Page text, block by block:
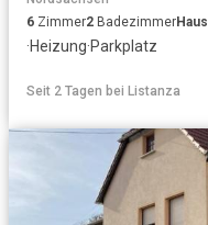
6 Zimmer2 BadezimmerHaus
·Heizung·Parkplatz
Seit 2 Tagen bei Listanza